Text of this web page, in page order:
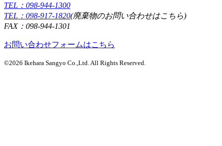
TEL：098-944-1300
TEL：098-917-1820(廃棄物のお問い合わせはこちら)
FAX：098-944-1301
お問い合わせフォームはこちら
©2026 Ikehara Sangyo Co.,Ltd. All Rights Reserved.